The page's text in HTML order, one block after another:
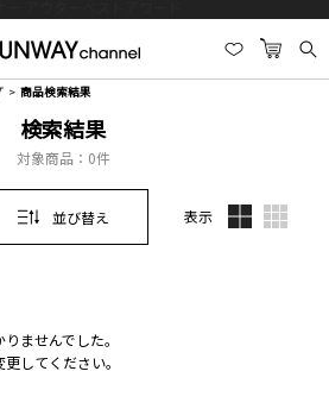
商品検索結果
検索結果
対象商品： 0件
並び替え 表示
ませんでした。
してください。